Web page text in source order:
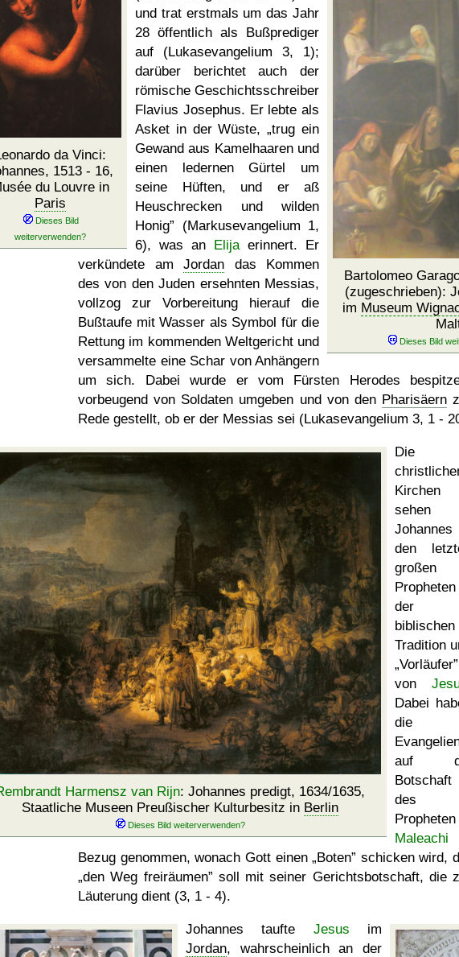
da Vinci:
1513 - 16,
du Louvre in
Paris
Bartolomeo
(zugeschrieben):
im Museum
und trat erstmals um das Jahr
28 öffentlich als Bußprediger
auf (Lukasevangelium 3, 1);
darüber berichtet auch der
römische Geschichtsschreiber
Flavius Josephus. Er lebte als
Asket in der Wüste, trug ein
Gewand aus Kamelhaaren und
einen ledernen Gürtel um
seine Hüften, und er aß
Heuschrecken und wilden
Honig
(Markusevangelium 1,
6), was an Elijaerinnert. Er
verkündete am Jordan das Kommen
des von den Juden ersehnten Messias,
vollzog zur Vorbereitung hierauf die
Bußtaufe mit Wasser als Symbol für die
Rettung im kommenden Weltgericht und
versammelte eine Schar von Anhängern
um sich. Dabei wurde er vom Fürsten Herodes
vorbeugend von Soldaten umgeben und von den Pharisäern
Rede gestellt, ob er der Messias sei (Lukasevangelium 3, 1 -
Harmensz van Rijn: Johannes predigt, 1634/1635,
Staatliche Museen Preußischer Kulturbesitz in Berlin
Die
Kirchen
sehen
Johannes
den
großen
Propheten
der
biblischen
Tradition
Vorläufer
von
Dabei
die
auf
Botschaft
des
Propheten
Maleachi
Bezug genommen, wonach Gott einen Boten
schicken wird,
den Weg freiräumen
soll mit seiner Gerichtsbotschaft, die
Läuterung dient (3, 1 - 4).
Johannes taufte Jesus im
Jordan, wahrscheinlich an der